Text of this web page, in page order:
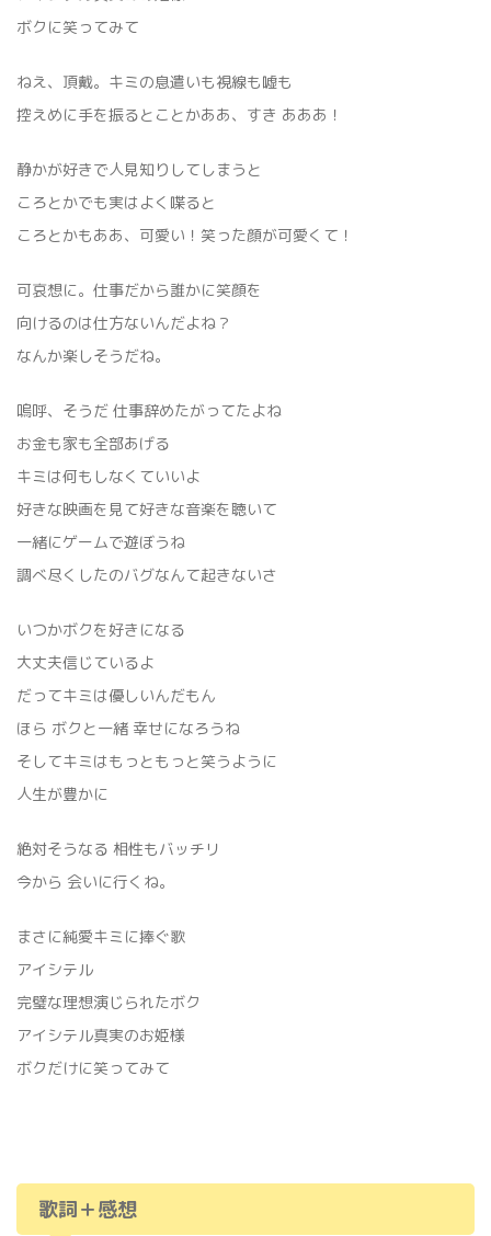
ボクに笑ってみて
ねえ、頂戴。キミの息遣いも視線も嘘も
控えめに手を振るとことかああ、すき あああ！
静かが好きで人見知りしてしまうと
ころとかでも実はよく喋ると
ころとかもああ、可愛い！笑った顔が可愛くて！
‬‪可哀想に。仕事だから誰かに笑顔を
向けるのは仕方ないんだよね？
なんか楽しそうだね。
嗚呼、そうだ 仕事辞めたがってたよね
お金も家も全部あげる
キミは何もしなくていいよ
好きな映画を見て好きな音楽を聴いて
一緒にゲームで遊ぼうね
調べ尽くしたのバグなんて起きないさ
いつかボクを好きになる
大丈夫信じているよ
だってキミは優しいんだもん
ほら ボクと一緒 幸せになろうね
そしてキミはもっともっと笑うように
人生が豊かに
‬‪絶対そうなる 相性もバッチリ
今から 会いに行くね。
まさに純愛キミに捧ぐ歌
アイシテル
完璧な理想演じられたボク
アイシテル真実のお姫様
ボクだけに笑ってみて
歌詞＋感想